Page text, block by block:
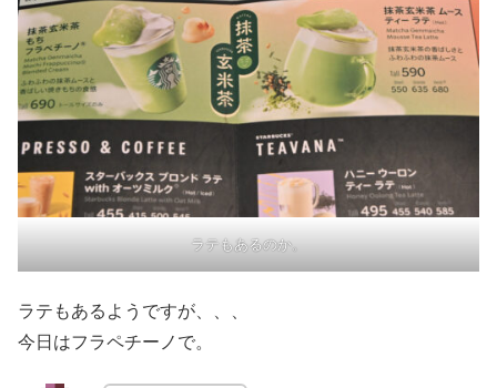
ラテもあるのか。
ラテもあるようですが、、、
今日はフラペチーノで。